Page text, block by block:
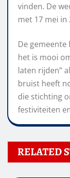
vinden. De
met 17 mei in
De gemeente
het is mooi
laten rijden”
bruist heeft
die stichting
festiviteiten
RELATED